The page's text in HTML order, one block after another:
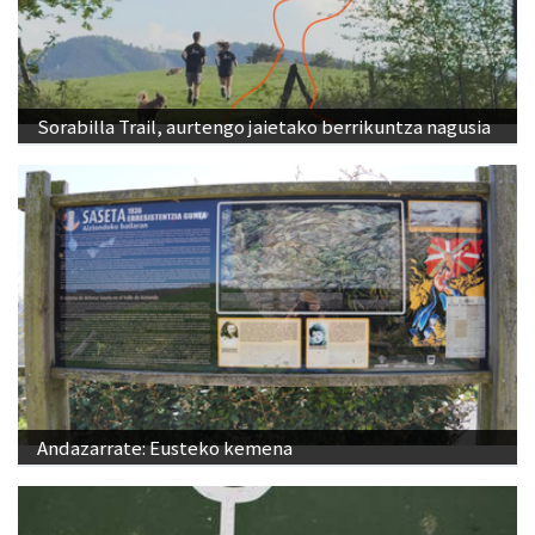
Sorabilla Trail, aurtengo jaietako berrikuntza nagusia
Andazarrate: Eusteko kemena